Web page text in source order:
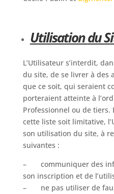
Utilisationdu
L’Utilisateur s’interdit,
du site, de se livrer à des
que ce soit, qui seraient
porteraient atteinte à
Professionnel ou de
cette liste soit limitative,
son utilisation du site, à
suivantes :
– communiquer des
son inscription et de
– ne pas utiliser de